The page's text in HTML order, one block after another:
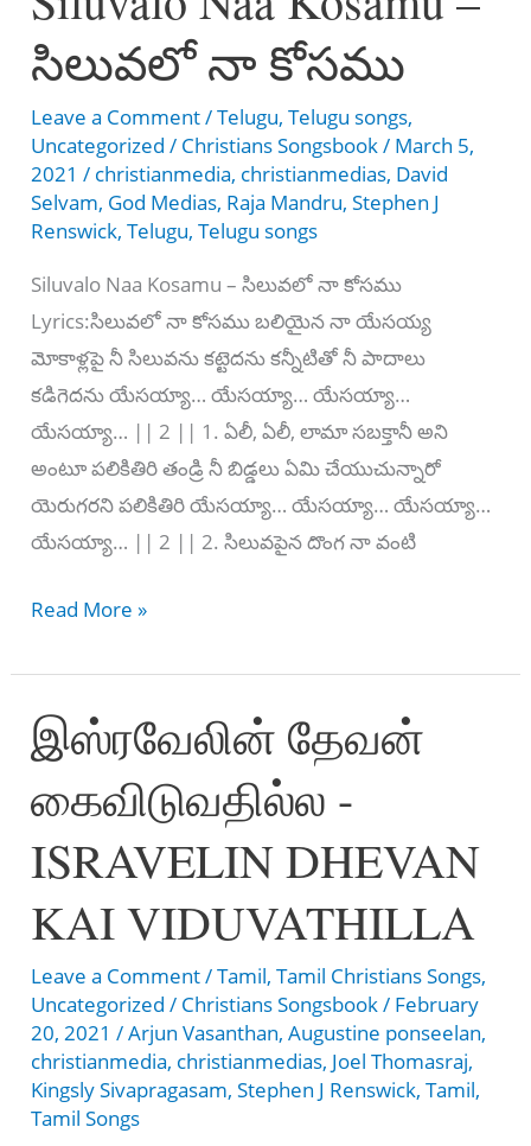
வீற்றிருப்பவரே
సిలువలో నా కోసము
Leave a Comment/Telugu,Telugu songs,
Uncategorized / Christians Songsbook/ March 5,
2021/ christianmedia, christianmedias, David
Selvam, God Medias, Raja Mandru,Stephen J
Renswick,Telugu,Telugu songs
Siluvalo Naa Kosamu – సిలువలో నా కోసము
Lyrics:సిలువలో నా కోసము బలియైన నా యేసయ్య
మోకాళ్లపై నీ సిలువను కట్టెదను కన్నీటితో నీ పాదాలు
కడిగెదను యేసయ్యా… యేసయ్యా… యేసయ్యా…
యేసయ్యా… || 2 || 1. ఏలీ, ఏలీ, లామా సబక్తానీ అని
అంటూ పలికితిరి తండ్రి నీ బిడ్డలు ఏమి చేయుచున్నారో
యెరుగరని పలికితిరి యేసయ్యా… యేసయ్యా… యేసయ్యా…
యేసయ్యా… || 2 || 2. సిలువపైన దొంగ నా వంటి
Siluvalo
Kosamu
–
సిలువలో
నా
Read More »
இஸ்ரவேலின் தேவன்
கைவிடுவதில்ல -
ISRAVELIN DHEVAN
KAI VIDUVATHILLA
Leave a Comment/Tamil,Tamil Christians Songs,
Uncategorized / Christians Songsbook/ February
20, 2021/Arjun Vasanthan,Augustine ponseelan,
christianmedia, christianmedias, Joel Thomasraj,
Kingsly Sivapragasam,Stephen J Renswick,Tamil,
Tamil Songs